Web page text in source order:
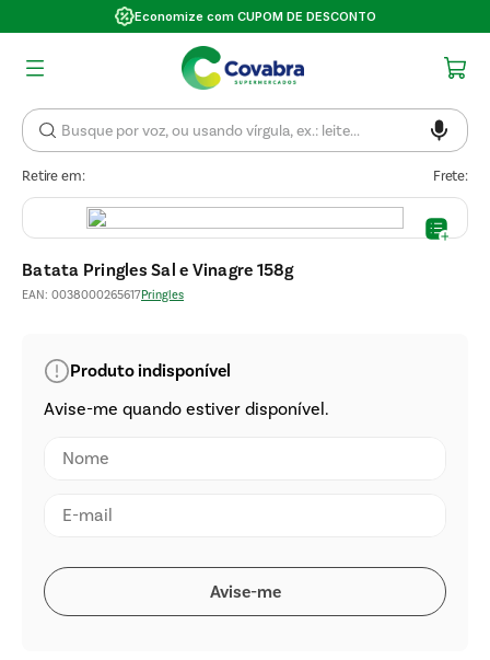
Economize com CUPOM DE DESCONTO
Retire em: Frete:
Batata Pringles Sal e Vinagre 158g
EAN: 0038000265617Pringles